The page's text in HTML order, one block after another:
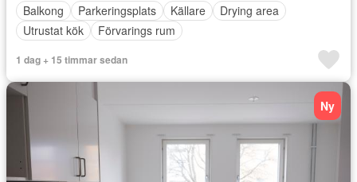
Balkong
Parkeringsplats Källare
Drying area
Utrustat kök
Förvarings rum
1 dag + 15 timmar sedan
Ny